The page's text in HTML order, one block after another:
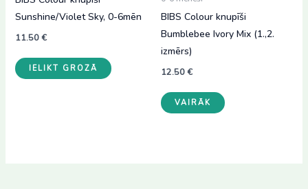
Sunshine/Violet Sky, 0-6mēn
11.50€
IELIKT GROZĀ
BIBS Colour knupīši
Bumblebee Ivory Mix (1.,2.
izmērs)
12.50€
VAIRĀK
product